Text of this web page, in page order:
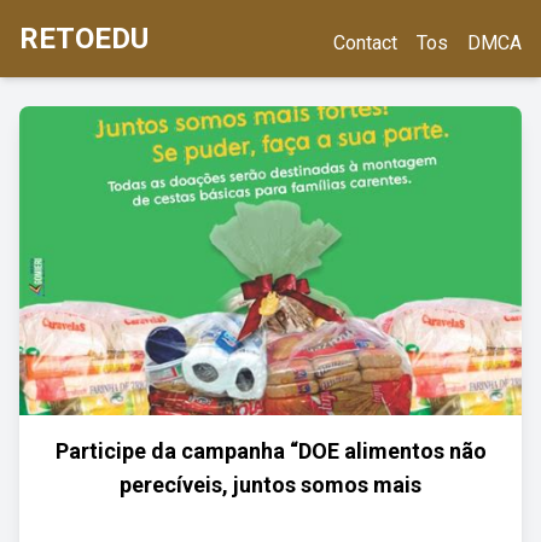
RETOEDU Contact Tos DMCA
Participe da campanha “DOE alimentos não
perecíveis, juntos somos mais